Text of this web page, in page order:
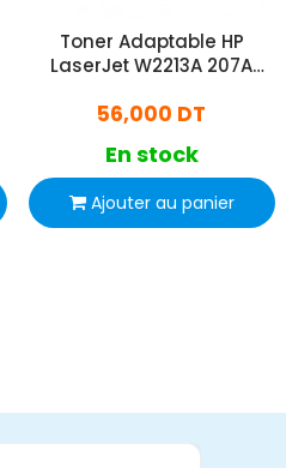
Toner Adaptable HP
LaserJet W2213A 207A
56,000 DT
En stock
Ajouter au panier